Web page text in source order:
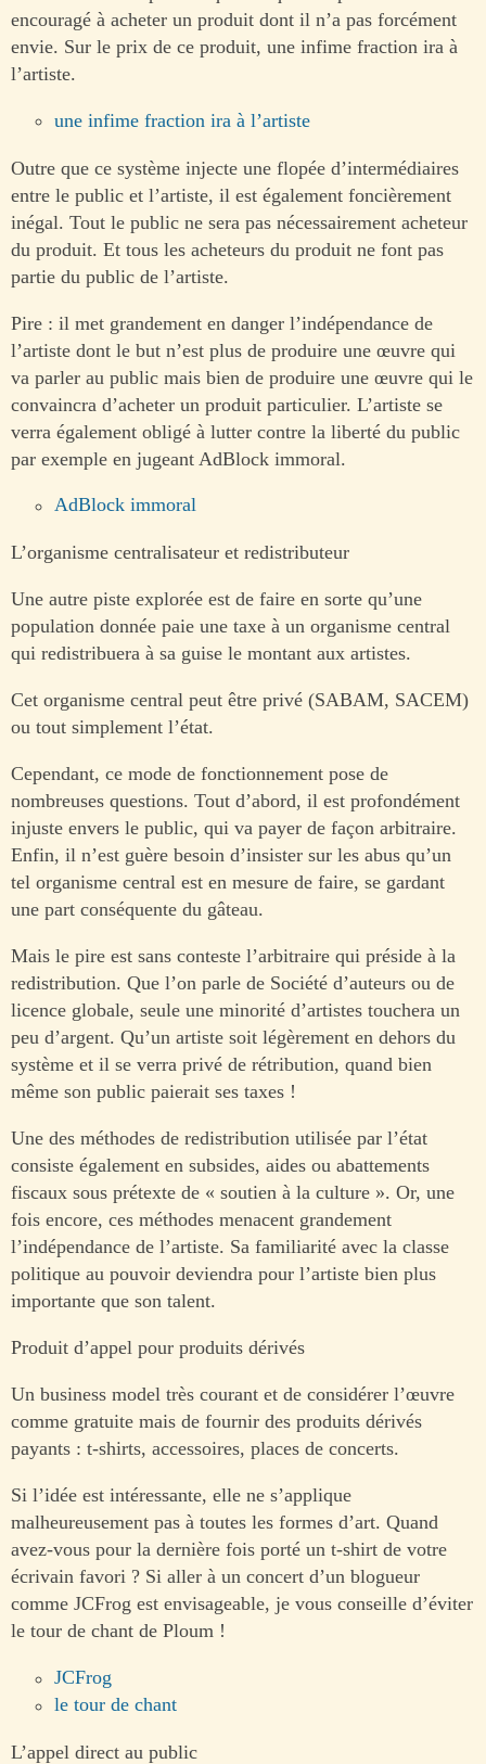
encouragé à acheter un produit dont il n’a pas forcément
envie. Sur le prix de ce produit, une infime fraction ira à
l’artiste.
une infime fraction ira à l’artiste
Outre que ce système injecte une flopée d’intermédiaires
entre le public et l’artiste, il est également foncièrement
inégal. Tout le public ne sera pas nécessairement acheteur
du produit. Et tous les acheteurs du produit ne font pas
partie du public de l’artiste.
Pire : il met grandement en danger l’indépendance de
l’artiste dont le but n’est plus de produire une œuvre qui
va parler au public mais bien de produire une œuvre qui le
convaincra d’acheter un produit particulier. L’artiste se
verra également obligé à lutter contre la liberté du public
par exemple en jugeant AdBlock immoral.
AdBlock immoral
L’organisme centralisateur et redistributeur
Une autre piste explorée est de faire en sorte qu’une
population donnée paie une taxe à un organisme central
qui redistribuera à sa guise le montant aux artistes.
Cet organisme central peut être privé (SABAM, SACEM)
ou tout simplement l’état.
Cependant, ce mode de fonctionnement pose de
nombreuses questions. Tout d’abord, il est profondément
injuste envers le public, qui va payer de façon arbitraire.
Enfin, il n’est guère besoin d’insister sur les abus qu’un
tel organisme central est en mesure de faire, se gardant
une part conséquente du gâteau.
Mais le pire est sans conteste l’arbitraire qui préside à la
redistribution. Que l’on parle de Société d’auteurs ou de
licence globale, seule une minorité d’artistes touchera un
peu d’argent. Qu’un artiste soit légèrement en dehors du
système et il se verra privé de rétribution, quand bien
même son public paierait ses taxes !
Une des méthodes de redistribution utilisée par l’état
consiste également en subsides, aides ou abattements
fiscaux sous prétexte de « soutien à la culture ». Or, une
fois encore, ces méthodes menacent grandement
l’indépendance de l’artiste. Sa familiarité avec la classe
politique au pouvoir deviendra pour l’artiste bien plus
importante que son talent.
Produit d’appel pour produits dérivés
Un business model très courant et de considérer l’œuvre
comme gratuite mais de fournir des produits dérivés
payants : t-shirts, accessoires, places de concerts.
Si l’idée est intéressante, elle ne s’applique
malheureusement pas à toutes les formes d’art. Quand
avez-vous pour la dernière fois porté un t-shirt de votre
écrivain favori ? Si aller à un concert d’un blogueur
comme JCFrog est envisageable, je vous conseille d’éviter
le tour de chant de Ploum !
JCFrog
le tour de chant
L’appel direct au public